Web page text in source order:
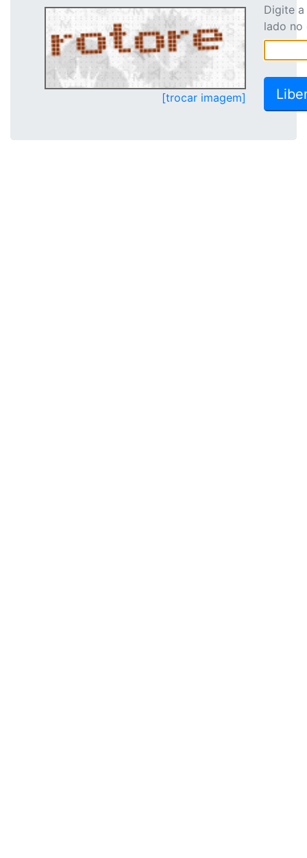
[trocar imagem]
Digite
lado no